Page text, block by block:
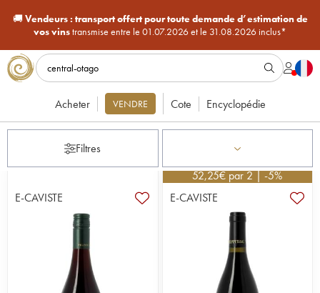
🚚Vendeurs : transport offert pour toute demande d’estimation de
vos vinstransmise entre le 01.07.2026 et le 31.08.2026 inclus*
Acheter VENDRE Cote Encyclopédie
Filtres
E-CAVISTE
52,25€par 2 | -5%
E-CAVISTE